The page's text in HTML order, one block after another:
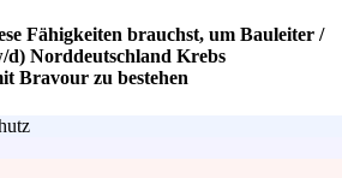
Fähigkeiten brauchst, um Bauleiter /
Norddeutschland Krebs
Bravour zu bestehen